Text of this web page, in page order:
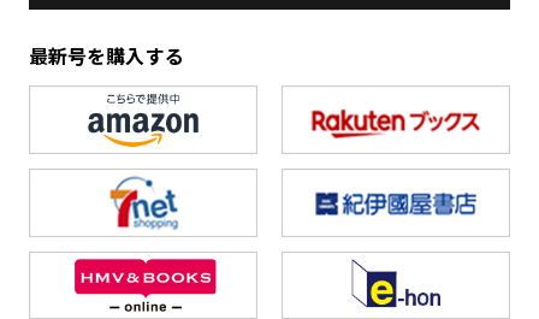
最新号を購入する